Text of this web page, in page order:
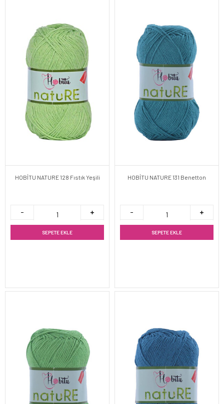
HOBİTU NATURE 128 Fıstık Yeşili
SEPETE EKLE
HOBİTU NATURE 131 Benetton
SEPETE EKLE